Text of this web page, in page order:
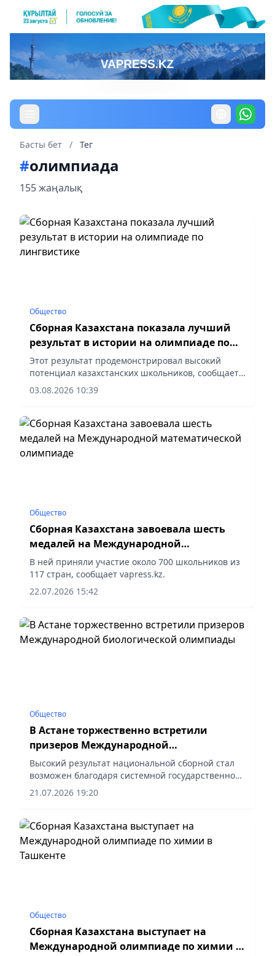
Басты бет / Тег
#олимпиада
155 жаңалық
Общество
Сборная Казахстана показала лучший
результат в истории на олимпиаде по
лингвистике
Этот результат продемонстрировал высокий
потенциал казахстанских школьников, сообщает
корреспондент vapress.kz.
03.08.2026 10:39
Общество
Сборная Казахстана завоевала шесть
медалей на Международной
математической олимпиаде
В ней приняли участие около 700 школьников из
117 стран, сообщает vapress.kz.
22.07.2026 15:42
Общество
В Астане торжественно встретили
призеров Международной
биологической олимпиады
Высокий результат национальной сборной стал
возможен благодаря системной государственной
поддержке сферы образования, сообщает
vapress.kz.
21.07.2026 19:20
Общество
Сборная Казахстана выступает на
Международной олимпиаде по химии в